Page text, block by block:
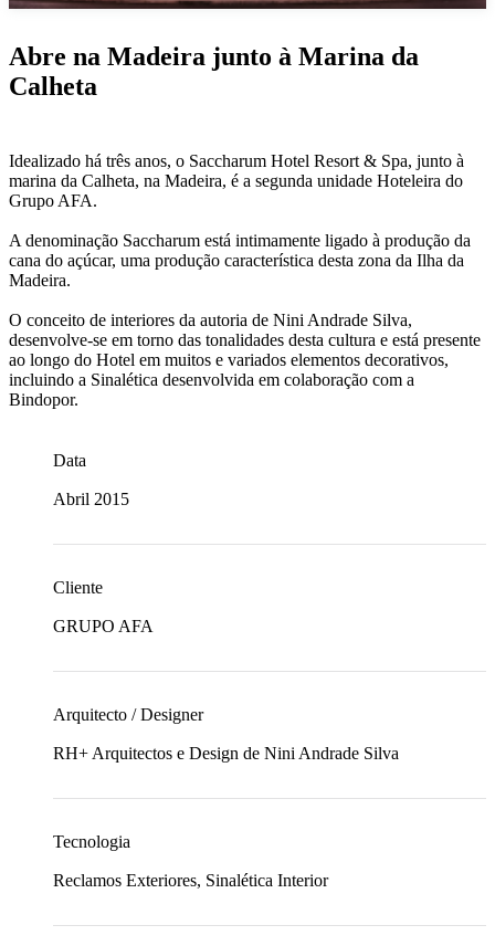
Abre na Madeira junto à Marina da
Calheta
Idealizado há três anos, o Saccharum Hotel Resort & Spa, junto à
marina da Calheta, na Madeira, é a segunda unidade Hoteleira do
Grupo AFA.
A denominação Saccharum está intimamente ligado à produção da
cana do açúcar, uma produção característica desta zona da Ilha da
Madeira.
O conceito de interiores da autoria de Nini Andrade Silva,
desenvolve-se em torno das tonalidades desta cultura e está presente
ao longo do Hotel em muitos e variados elementos decorativos,
incluindo a Sinalética desenvolvida em colaboração com a
Bindopor.
Data
Abril 2015
Cliente
GRUPO AFA
Arquitecto / Designer
RH+ Arquitectos e Design de Nini Andrade Silva
Tecnologia
Reclamos Exteriores, Sinalética Interior